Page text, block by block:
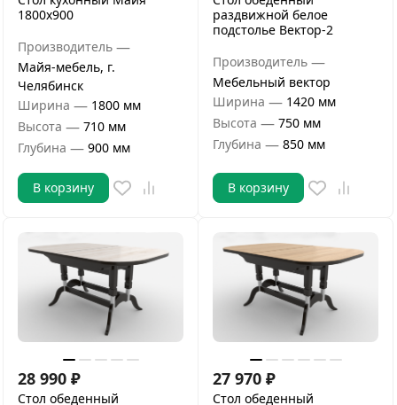
1800х900
Производитель —
Майя-мебель, г.
Челябинск
Ширина — 1800 мм
Высота — 710 мм
Глубина — 900 мм
В корзину
раздвижной белое
подстолье Вектор-2
Производитель —
Мебельный вектор
Ширина — 1420 мм
Высота — 750 мм
Глубина — 850 мм
В корзину
28 990 ₽
Стол обеденный
27 970 ₽
Стол обеденный